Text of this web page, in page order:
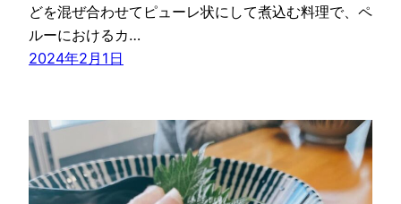
どを混ぜ合わせてピューレ状にして煮込む料理で、ペ
ルーにおけるカ…
2024年2月1日